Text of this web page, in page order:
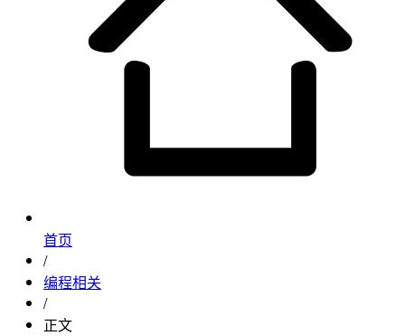
首页
/
编程相关
/
正文